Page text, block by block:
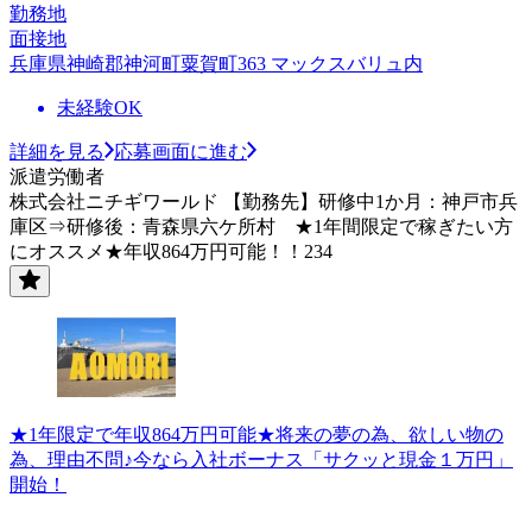
勤務地
面接地
兵庫県神崎郡神河町粟賀町363 マックスバリュ内
未経験OK
詳細を見る
応募画面に進む
派遣労働者
株式会社ニチギワールド 【勤務先】研修中1か月：神戸市兵
庫区⇒研修後：青森県六ケ所村 ★1年間限定で稼ぎたい方
にオススメ★年収864万円可能！！234
★1年限定で年収864万円可能★将来の夢の為、欲しい物の
為、理由不問♪今なら入社ボーナス「サクッと現金１万円」
開始！